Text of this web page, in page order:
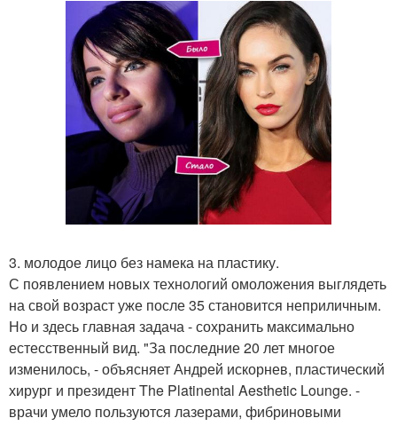
3. молодое лицо без намека на пластику.
С появлением новых технологий омоложения выглядеть
на свой возраст уже после 35 становится неприличным.
Но и здесь главная задача - сохранить максимально
естесственный вид. "За последние 20 лет многое
изменилось, - объясняет Андрей искорнев, пластический
хирург и президент The Platinental Aesthetic Lounge. -
врачи умело пользуются лазерами, фибриновыми